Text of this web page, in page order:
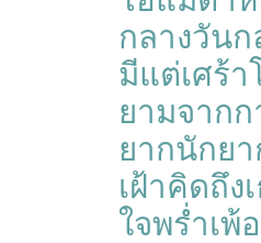
กลางวัน
มีแต่เศร้า
ยามจาก
ยากนักย
เฝ้าคิดถึง
ใจพร่ำเ